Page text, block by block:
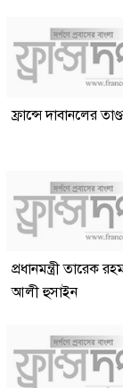
ফ্রান্সে দাবানলের
প্রধানমন্ত্রী তারেক
আলী হুসাইন